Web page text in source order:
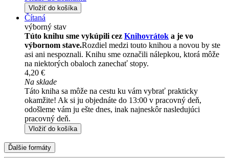
Vložiť do košíka
Čítaná
výborný stav
Túto knihu sme vykúpili cez Knihovrátok a je vo
výbornom stave.Rozdiel medzi touto knihou a novou by ste
asi ani nespoznali. Knihu sme označili nálepkou, ktorá môže
na niektorých obaloch zanechať stopy.
4,20 €
Na sklade
Táto kniha sa môže na cestu ku vám vybrať prakticky
okamžite! Ak si ju objednáte do 13:00 v pracovný deň,
odošleme vám ju ešte dnes, inak najneskôr nasledujúci
pracovný deň.
Vložiť do košíka
Ďalšie formáty